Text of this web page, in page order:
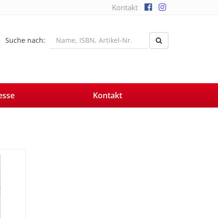
Kontakt
Suche nach:
Kontakt